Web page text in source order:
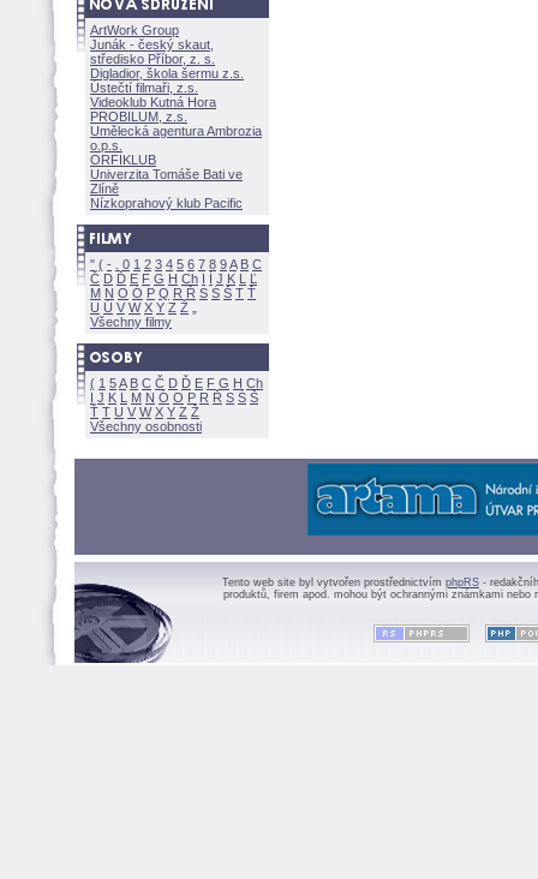
ArtWork Group
Junák - český skaut,
středisko Příbor, z. s.
Digladior, škola šermu z.s.
Ústečtí filmaři, z.s.
Videoklub Kutná Hora
PROBILUM, z.s.
Umělecká agentura Ambrozia
o.p.s.
ORFIKLUB
Univerzita Tomáše Bati ve
Zlíně
Nízkoprahový klub Pacific
" ( - 0 1 2 3 4 5 6 7 8 9A B C
Č D Ď E F G H Ch I Í J K L
Ľ
M N O Ó P Q R Ř S Ś T Ť
U Ú V W X Y Z
Všechny filmy
( 1 5A B C Č D Ď E F G H Ch
I J K L M N Ó O P R Ř S Ś
Ť T U V W X Y Z
Všechny osobnosti
Tento web site byl vytvořen prostřednictvím phpRS -
produktů, firem apod. mohou být ochrannými známkami